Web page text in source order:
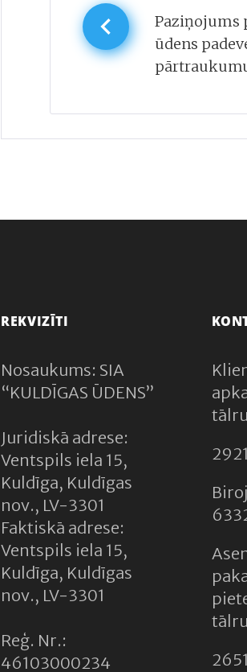
izvēlnePaziņojums
ūdens
REKVIZĪTI
Nosaukums: SIA
“KULDĪGAS ŪDENS”
Juridiskā adrese:
Ventspils iela 15,
Kuldīga, Kuldīgas
nov., LV-3301
Faktiskā adrese:
Ventspils iela 15,
Kuldīga, Kuldīgas
nov., LV-3301
Reģ. Nr.:
46103000234